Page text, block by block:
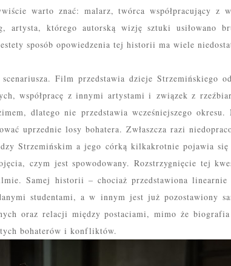
warto znać: malarz, twórca współpracujący z
artysta, którego autorską wizję sztuki usiłowano
sposób opowiedzenia tej historii ma wiele
scenariusza. Film przedstawia dzieje Strzemińskiego
współpracę z innymi artystami i związek z
dlategonie przedstawia wcześniejszego okresu.
uprzednie losy bohatera. Zwłaszcza razi
Strzemińskim a jego córką kilkakrotnie pojawia się
czym jest spowodowany. Rozstrzygnięcie tej
Samej historii – chociaż przedstawiona linearnie
studentami, a w innym jest już pozostawiony
oraz relacji między postaciami, mimo że biografia
bohaterów i konfliktów.